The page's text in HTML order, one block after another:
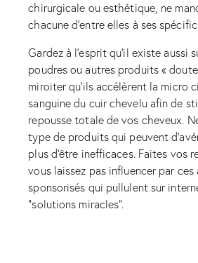
chirurgicale ou esthétique, ne
chacune d’entre elles à ses
Gardez à l’esprit qu’il existe aussi
poudres ou autres produits «
miroiter qu’ils accélèrent la micro
sanguine du cuir chevelu afin de
repousse totale de vos cheveux.
type de produits qui peuvent
plus d’être inefficaces. Faites vos
vous laissez pas influencer par
sponsorisés qui pullulent sur
“solutions miracles”.